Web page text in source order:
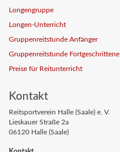
Longengruppe
Longen-Unterricht
Gruppenreitstunde Anfänger
Gruppenreitstunde Fortgeschrittene
Preise für Reitunterricht
Kontakt
Reitsportverein Halle (Saale) e. V.
Lieskauer Straße 2a
06120 Halle (Saale)